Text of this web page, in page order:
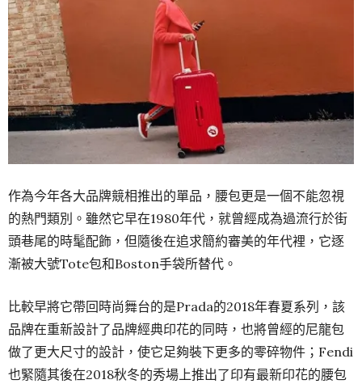
作為今年各大品牌競相推出的單品，腰包更是一個不能忽視
的熱門類別。雖然它早在1980年代，就曾經成為過流行於街
頭巷尾的時髦配飾，但隨後在追求簡約審美的年代裡，它逐
漸被大號Tote包和Boston手袋所替代。
比較早將它帶回時尚舞台的是Prada的2018年春夏系列，該
品牌在重新設計了品牌經典印花的同時，也將曾經的尼龍包
做了更大尺寸的設計，使它足夠裝下更多的零碎物件；Fendi
也緊隨其後在2018秋冬的秀場上推出了印有最新印花的腰包